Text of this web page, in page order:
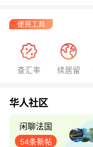
查汇率 续居留
华人社区
闲聊法国
54条新帖